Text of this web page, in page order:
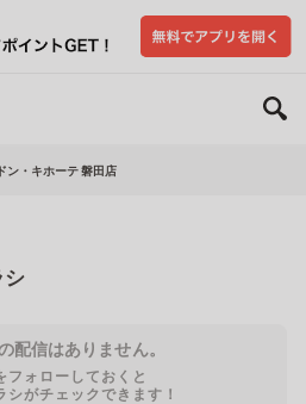
ドン・キホーテ 磐田店
シ
配信はありません。
フォローしておくと
シがチェックできます！